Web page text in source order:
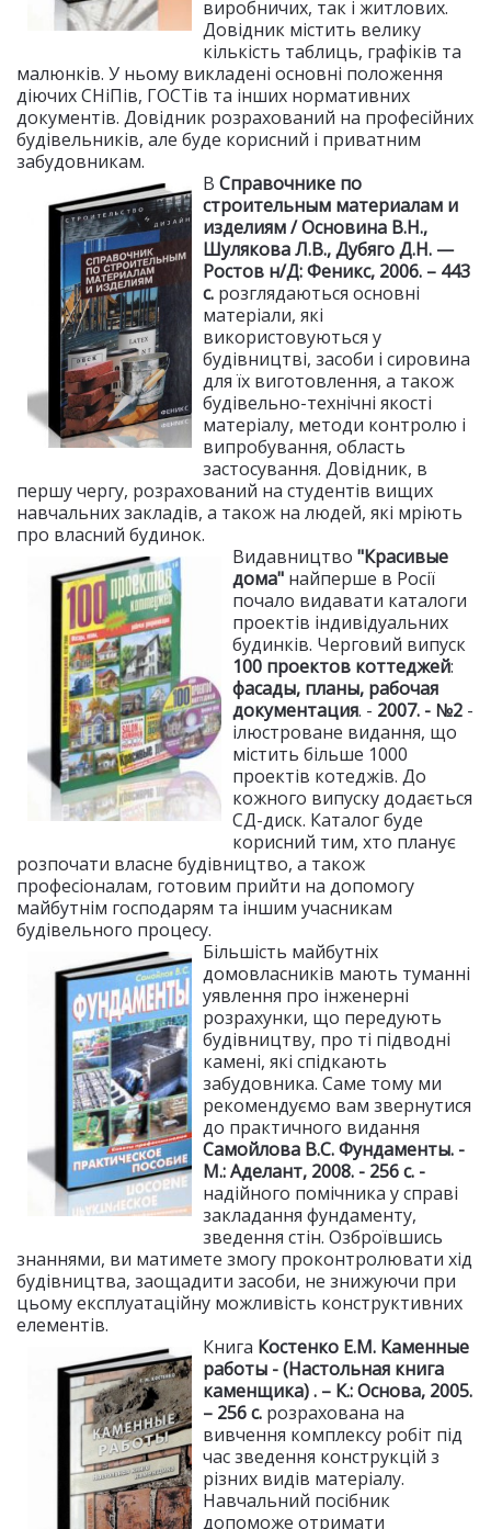
виробничих, так і житлових.
Довідник містить велику
кількість таблиць, графіків та
малюнків. У ньому викладені основні положення
діючих СНіПів, ГОСТів та інших нормативних
документів. Довідник розрахований на професійних
будівельників, але буде корисний і приватним
забудовникам.
В Справочнике по
строительным материалам и
изделиям / Основина В.Н.,
Шулякова Л.В., Дубяго Д.Н. —
Ростов н/Д: Феникс, 2006. – 443
с. розглядаються основні
матеріали, які
використовуються у
будівництві, засоби і сировина
для їх виготовлення, а також
будівельно-технічні якості
матеріалу, методи контролю і
випробування, область
застосування. Довідник, в
першу чергу, розрахований на студентів вищих
навчальних закладів, а також на людей, які мріють
про власний будинок.
Видавництво "Красивые
дома" найперше в Росії
почало видавати каталоги
проектів індивідуальних
будинків. Черговий випуск
100 проектов коттеджей:
фасады, планы, рабочая
документация. - 2007. - №2 -
ілюстроване видання, що
містить більше 1000
проектів котеджів. До
кожного випуску додається
СД-диск. Каталог буде
корисний тим, хто планує
розпочати власне будівництво, а також
професіоналам, готовим прийти на допомогу
майбутнім господарям та іншим учасникам
будівельного процесу.
Більшість майбутніх
домовласників мають туманні
уявлення про інженерні
розрахунки, що передують
будівництву, про ті підводні
камені, які спідкають
забудовника. Саме тому ми
рекомендуємо вам звернутися
до практичного видання
Самойлова В.С. Фундаменты. -
М.: Аделант, 2008. - 256 с. -
надійного помічника у справі
закладання фундаменту,
зведення стін. Озброївшись
знаннями, ви матимете змогу проконтролювати хід
будівництва, заощадити засоби, не знижуючи при
цьому експлуатаційну можливість конструктивних
елементів.
Книга Костенко Е.М. Каменные
работы - (Настольная книга
каменщика) . – К.: Основа, 2005.
– 256 с. розрахована на
вивчення комплексу робіт під
час зведення конструкцій з
різних видів матеріалу.
Навчальний посібник
допоможе отримати